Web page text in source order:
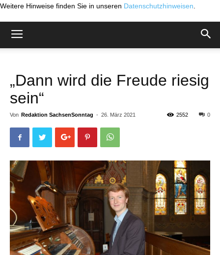
Weitere Hinweise finden Sie in unseren Datenschutzhinweisen
„Dann wird die Freude riesig
sein“
Von Redaktion SachsenSonntag - 26. März 2021 0
2552